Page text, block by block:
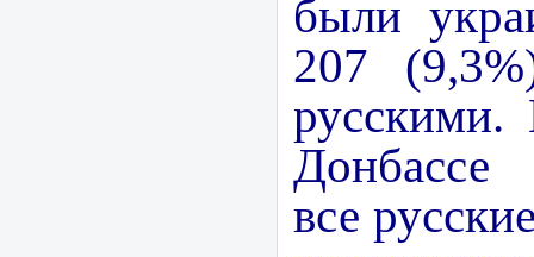
были
207
все